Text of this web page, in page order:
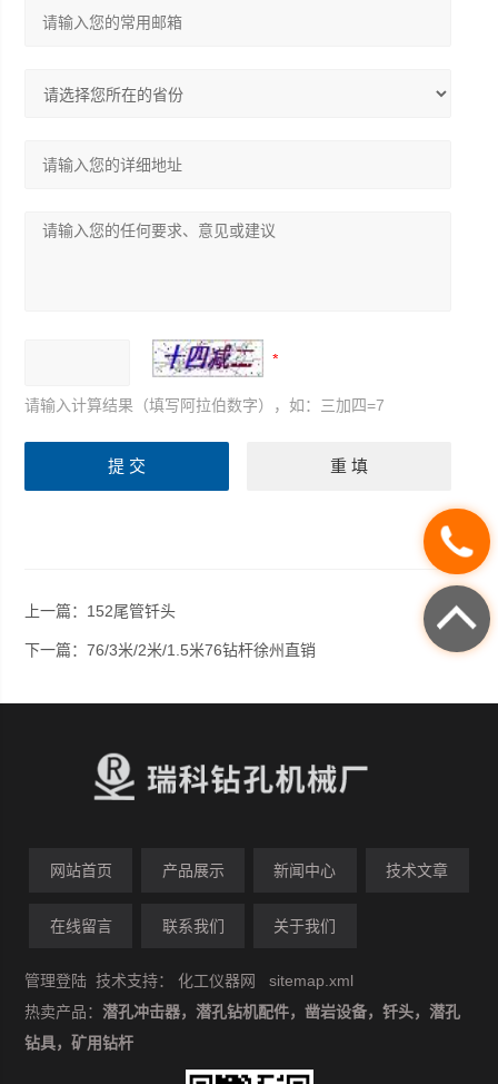
请输入计算结果（填写阿拉伯数字），如：三加四=7
上一篇： 152尾管钎头
下一篇：76/3米/2米/1.5米76钻杆徐州直销
网站首页 产品展示 新闻中心 技术文章
在线留言 联系我们 关于我们
管理登陆 技术支持：化工仪器网
sitemap.xml
热卖产品：潜孔冲击器，潜孔钻机配件，凿岩设备，钎头，潜孔
钻具，矿用钻杆